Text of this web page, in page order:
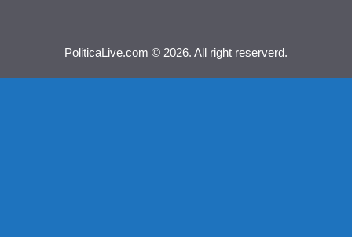
PoliticaLive.com © 2026. All right reserverd.